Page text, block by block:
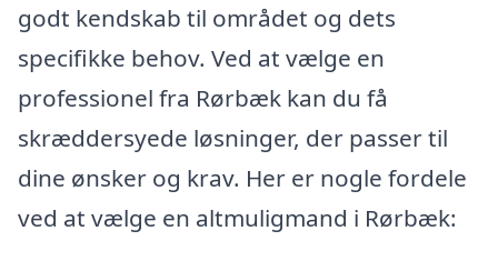
godt kendskab til området og dets
specifikke behov. Ved at vælge en
professionel fra Rørbæk kan du få
skræddersyede løsninger, der passer til
dine ønsker og krav. Her er nogle fordele
ved at vælge en altmuligmand i Rørbæk: